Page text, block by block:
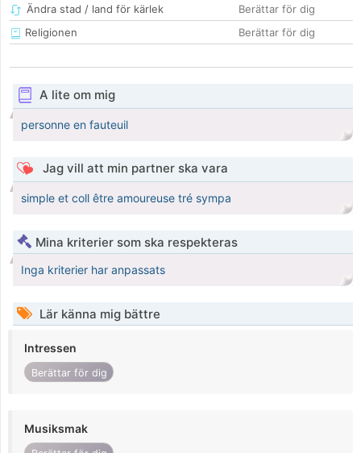
Ändra stad / land för kärlek
Berättar för dig
Religionen
Berättar för dig
A lite om mig
personne en fauteuil
Jag vill att min partner ska vara
simple et coll être amoureuse tré sympa
Mina kriterier som ska respekteras
Inga kriterier har anpassats
Lär känna mig bättre
Intressen
Berättar för dig
Musiksmak